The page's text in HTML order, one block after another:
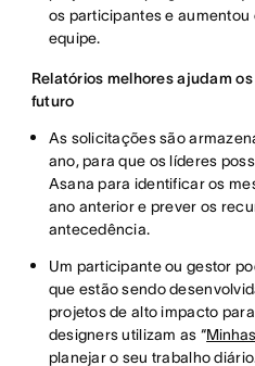
os participantes e
equipe.
Relatórios melhores ajudam
futuro
As solicitações são
ano, para que os líderes
Asana para identificar os
ano anterior e prever os
antecedência.
Um participante ou gestor
que estão sendo
projetos de alto impacto
designers utilizam as “
planejar o seu trabalho